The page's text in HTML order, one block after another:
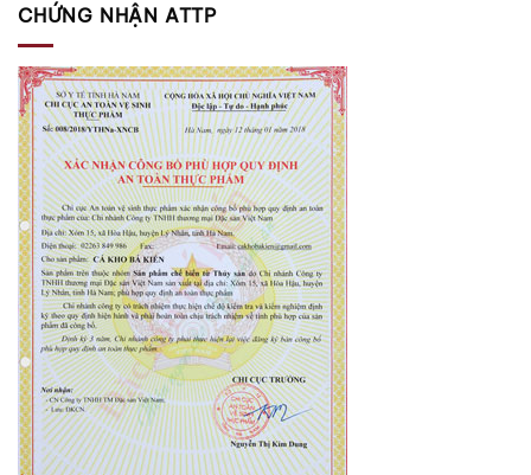
CHỨNG NHẬN ATTP